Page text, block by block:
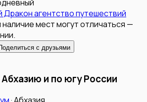
Дракон агентство путешествий
мест могут отличаться —
с друзьями
и по югу России